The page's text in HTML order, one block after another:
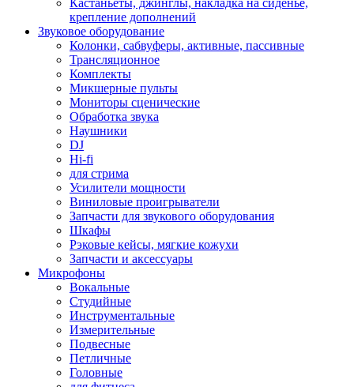
Кастаньеты, джинглы, накладка на сиденье,
крепление дополнений
Звуковое оборудование
Колонки, сабвуферы, активные, пассивные
Трансляционное
Комплекты
Микшерные пульты
Мониторы сценические
Обработка звука
Наушники
DJ
Hi-fi
для стрима
Усилители мощности
Виниловые проигрыватели
Запчасти для звукового оборудования
Шкафы
Рэковые кейсы, мягкие кожухи
Запчасти и аксессуары
Микрофоны
Вокальные
Студийные
Инструментальные
Измерительные
Подвесные
Петличные
Головные